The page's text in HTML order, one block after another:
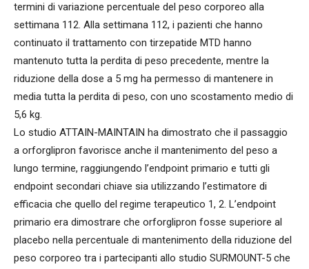
termini di variazione percentuale del peso corporeo alla
settimana 112. Alla settimana 112, i pazienti che hanno
continuato il trattamento con tirzepatide MTD hanno
mantenuto tutta la perdita di peso precedente, mentre la
riduzione della dose a 5 mg ha permesso di mantenere in
media tutta la perdita di peso, con uno scostamento medio di
5,6 kg.
Lo studio ATTAIN-MAINTAIN ha dimostrato che il passaggio
a orforglipron favorisce anche il mantenimento del peso a
lungo termine, raggiungendo l’endpoint primario e tutti gli
endpoint secondari chiave sia utilizzando l’estimatore di
efficacia che quello del regime terapeutico 1, 2. L’endpoint
primario era dimostrare che orforglipron fosse superiore al
placebo nella percentuale di mantenimento della riduzione del
peso corporeo tra i partecipanti allo studio SURMOUNT-5 che